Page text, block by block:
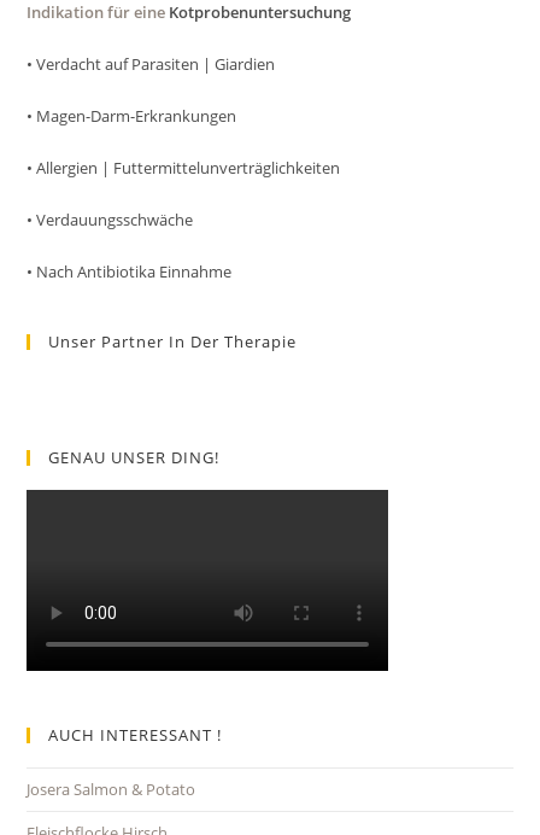
Indikation für eine Kotprobenuntersuchung
• Verdacht auf Parasiten | Giardien
• Magen-Darm-Erkrankungen
• Allergien | Futtermittelunverträglichkeiten
• Verdauungsschwäche
• Nach Antibiotika Einnahme
Unser Partner In Der Therapie
GENAU UNSER DING!
AUCH INTERESSANT !
Josera Salmon & Potato